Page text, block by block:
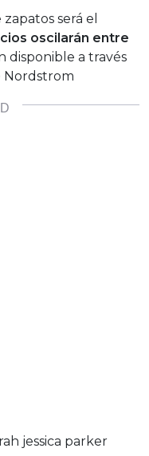
será el
oscilarán entre
disponible a través